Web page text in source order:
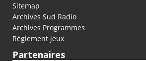
Sitemap
Archives Sud Radio
Archives Programmes
Règlement jeux
Partenaires